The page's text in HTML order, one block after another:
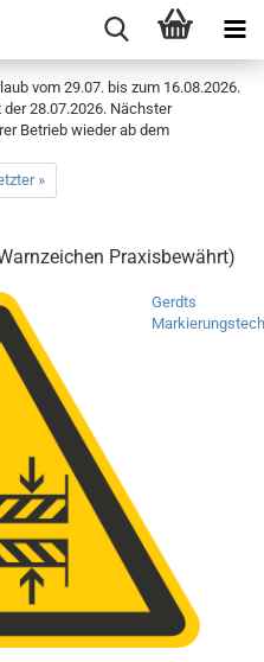
vom 29.07. bis zum 16.08.2026.
28.07.2026. Nächster
Betrieb wieder ab dem
»
Praxisbewährt)
Gerdts